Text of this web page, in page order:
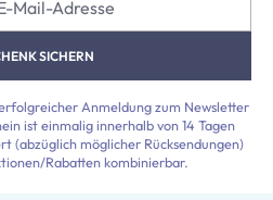
SICHERN
Anmeldung zum Newsletter
ist einmalig innerhalb von 14 Tagen
(abzüglich möglicher Rücksendungen)
Rabatten kombinierbar.